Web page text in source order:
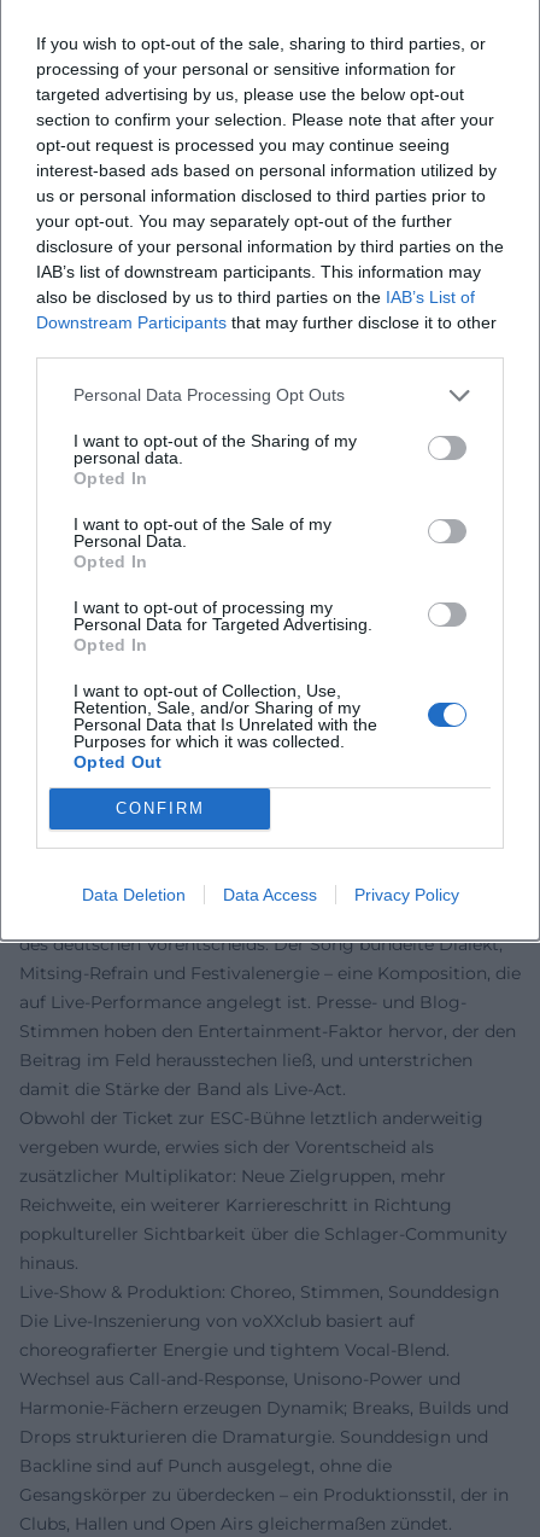
If you wish to opt-out of the sale, sharing to third parties, or
processing of your personal or sensitive information for
targeted advertising by us, please use the below opt-out
section to confirm your selection. Please note that after your
opt-out request is processed you may continue seeing
interest-based ads based on personal information utilized by
us or personal information disclosed to third parties prior to
your opt-out. You may separately opt-out of the further
disclosure of your personal information by third parties on the
IAB’s list of downstream participants. This information may
also be disclosed by us to third parties on the IAB’s List of
Downstream Participants that may further disclose it to other
Personal Data Processing Opt Outs
I want to opt-out of the Sharing of my
personal data.
Opted In
I want to opt-out of the Sale of my
Personal Data.
Opted In
I want to opt-out of processing my
Personal Data for Targeted Advertising.
Opted In
I want to opt-out of Collection, Use,
Retention, Sale, and/or Sharing of my
Personal Data that Is Unrelated with the
Purposes for which it was collected.
Opted Out
CONFIRM
Data Deletion Data Access Privacy Policy
Ob in Brasilien, wo die Band vor zehntausenden
Besucherinnen und Besuchern gefeiert wurde, oder in
Tour-Stopps bis nach China – voXXclub zeigt, wie lokale
Klangzeichen global funktionieren können.
Diese Wirkung bleibt nicht ohne Debatten: Popästhetik
und Tracht, Bühnenoutfit und Identitätsfragen – all das
gehört zur Diskurslandschaft rund um „Neue Volksmusik“.
Gerade diese Reibung macht den kulturjournalistischen
Reiz aus: voXXclub navigiert zwischen Authentizität und
Popkalkül – und demonstriert, wie sich Tradition in
zeitgenössischer Performance neu verhandeln lässt.
Wettbewerbe, Preise, Medienresonanz
Medial prägte sich die Band durch ECHO-Nominierungen
so“ beim deutschen ESC-Vorentscheid „Unser Lied für
Lissabon“ an – ein Signal für die Anschlussfähigkeit ihres
Musikpresse reicht die Resonanz von Pop-Feuilleton bis
Schlagermagazin; die Band wird als Brückenbauer
zwischen Generationen gelesen, als energiegeladener Live-
Act und als Katalysator für den Volksmusik-Pop.
Hinzu kommen Auszeichnungen aus der Szene und
Fanmedien, die die Band als Shootingstars, später als
etablierte Größe des Volxpop würdigen. Die mediale Linie
ist konsistent: packende Performance, starke Refrains,
sichtbarer Spaß an der Musik – Eigenschaften, die in
Kritiken ebenso wie in Nutzerzahlen der Streaming- und
Social-Media-Plattformen reflektiert werden.
Im Vorfeld des Eurovision Song Contest 2018 gehörte
des deutschen Vorentscheids. Der Song bündelte Dialekt,
Mitsing-Refrain und Festivalenergie – eine Komposition, die
auf Live-Performance angelegt ist. Presse- und Blog-
Stimmen hoben den Entertainment-Faktor hervor, der den
Beitrag im Feld herausstechen ließ, und unterstrichen
damit die Stärke der Band als Live-Act.
Obwohl der Ticket zur ESC-Bühne letztlich anderweitig
vergeben wurde, erwies sich der Vorentscheid als
zusätzlicher Multiplikator: Neue Zielgruppen, mehr
Reichweite, ein weiterer Karriereschritt in Richtung
popkultureller Sichtbarkeit über die Schlager-Community
hinaus.
Live-Show & Produktion: Choreo, Stimmen, Sounddesign
Die Live-Inszenierung von voXXclub basiert auf
choreografierter Energie und tightem Vocal-Blend.
Wechsel aus Call-and-Response, Unisono-Power und
Harmonie-Fächern erzeugen Dynamik; Breaks, Builds und
Drops strukturieren die Dramaturgie. Sounddesign und
Backline sind auf Punch ausgelegt, ohne die
Gesangskörper zu überdecken – ein Produktionsstil, der in
Clubs, Hallen und Open Airs gleichermaßen zündet.